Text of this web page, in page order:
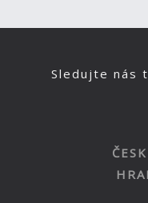
Sledujte nás